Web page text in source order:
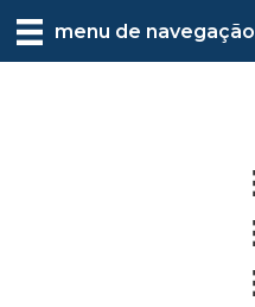
menu de navegação